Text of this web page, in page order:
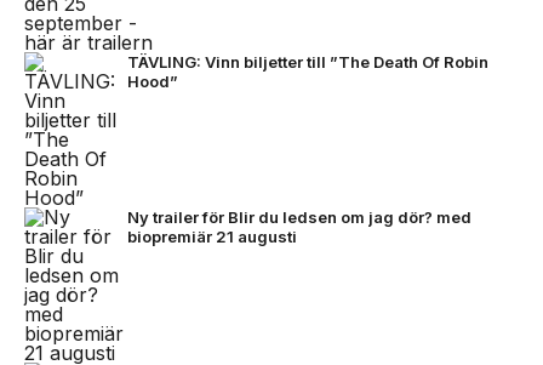
TÄVLING: Vinn biljetter till ”The Death Of Robin
Hood”
Ny trailer för Blir du ledsen om jag dör? med
biopremiär 21 augusti